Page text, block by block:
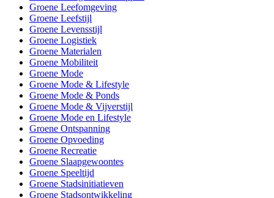
Groene Leefomgeving
Groene Leefstijl
Groene Levensstijl
Groene Logistiek
Groene Materialen
Groene Mobiliteit
Groene Mode
Groene Mode & Lifestyle
Groene Mode & Ponds
Groene Mode & Vijverstijl
Groene Mode en Lifestyle
Groene Ontspanning
Groene Opvoeding
Groene Recreatie
Groene Slaapgewoontes
Groene Speeltijd
Groene Stadsinitiatieven
Groene Stadsontwikkeling